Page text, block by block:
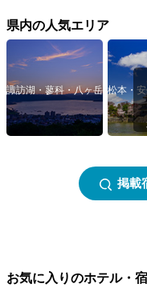
県内の人気エリア
諏訪湖・蓼科・八ヶ岳 松本・
掲載
お気に入りのホテル・